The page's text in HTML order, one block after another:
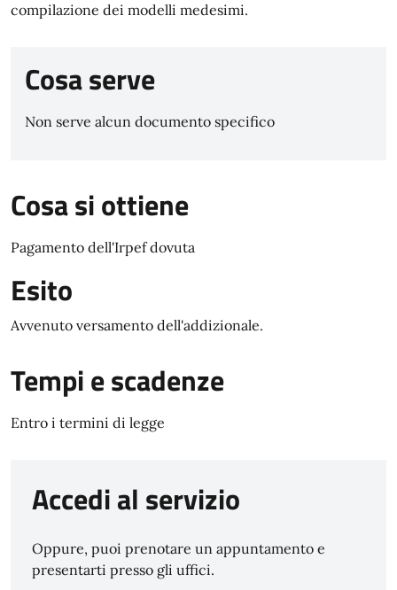
compilazione dei modelli medesimi.
Cosa serve
Non serve alcun documento specifico
Cosa si ottiene
Pagamento dell'Irpef dovuta
Esito
Avvenuto versamento dell'addizionale.
Tempi e scadenze
Entro i termini di legge
Accedi al servizio
Oppure, puoi prenotare un appuntamento e
presentarti presso gli uffici.